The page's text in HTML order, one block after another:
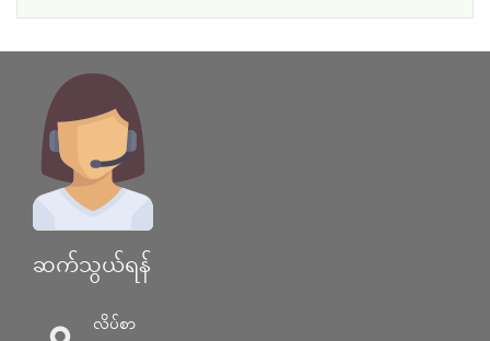
ဆက်သွယ်ရန်
လိပ်စာ